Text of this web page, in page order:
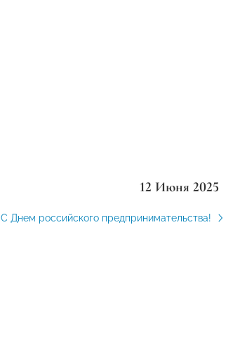
12 Июня 2025
С Днем российского предпринимательства!